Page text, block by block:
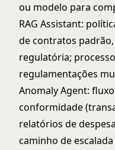
ou modelo para
RAG Assistant:
de contratos
regulatória;
regulamentações
Anomaly Agent:
conformidade
relatórios de
caminho de